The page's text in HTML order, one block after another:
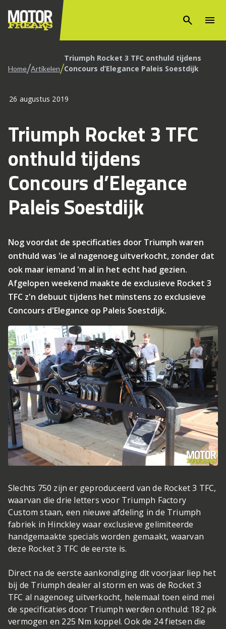
search menu
Home/Artikelen/Triumph Rocket 3 TFC onthuld tijdens
Concours d’Elegance Paleis Soestdijk
26 augustus 2019
Triumph Rocket 3 TFC
onthuld tijdens
Concours d’Elegance
Paleis Soestdijk
Nog voordat de specificaties door Triumph waren
onthuld was 'ie al nagenoeg uitverkocht, zonder dat
ook maar iemand 'm al in het echt had gezien.
Afgelopen weekend maakte de exclusieve Rocket 3
TFC z'n debuut tijdens het minstens zo exclusieve
Concours d'Elegance op Paleis Soestdijk.
Slechts 750 zijn er geproduceerd van de Rocket 3 TFC,
waarvan die drie letters voor Triumph Factory
Custom staan, een nieuwe afdeling in de Triumph
fabriek in Hinckley waar exclusieve gelimiteerde
handgemaakte specials worden gemaakt, waarvan
deze Rocket 3 TFC de eerste is.
Direct na de eerste aankondiging dit voorjaar liep het
bij de Triumph dealer al storm en was de Rocket 3
TFC al nagenoeg uitverkocht, helemaal toen eind mei
de specificaties door Triumph werden onthuld: 182 pk
vermogen en 225 Nm koppel. Ook de 24 fietsen die